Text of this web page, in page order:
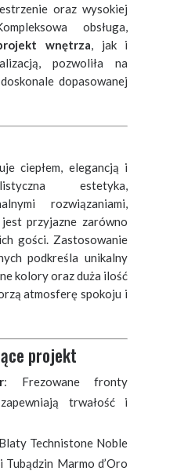
oraz wysokiej
obsługa,
wnętrza, jak i
pozwoliła na
dopasowanej
ciepłem, elegancją i
estetyka,
rozwiązaniami,
przyjazne zarówno
gości. Zastosowanie
podkreśla unikalny
kolory oraz duża ilość
atmosferę spokoju i
projekt
: Frezowane fronty
trwałość i
Technistone Noble
Tubądzin Marmo d’Oro